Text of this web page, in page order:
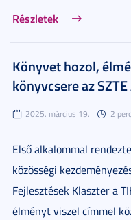
Részletek
Könyvet hozol,
könyvcsere az
2025. március 19. 2 perc
Első alkalommal
közösségi
Fejlesztések Klaszter a
élményt viszel címmel